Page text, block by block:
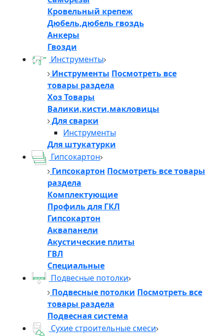
Кровельный крепеж
Дюбель,дюбель гвоздь
Анкеры
Гвозди
Инструменты
Инструменты Посмотреть все
товары раздела
Хоз Товары
Валики,кисти,макловицы
Для сварки
Инструменты
Для штукатурки
Гипсокартон
Гипсокартон Посмотреть все товары
раздела
Комплектующие
Профиль для ГКЛ
Гипсокартон
Аквапанели
Акустические плиты
ГВЛ
Специальные
Подвесные потолки
Подвесные потолки Посмотреть все
товары раздела
Подвесная система
Сухие строительные смеси